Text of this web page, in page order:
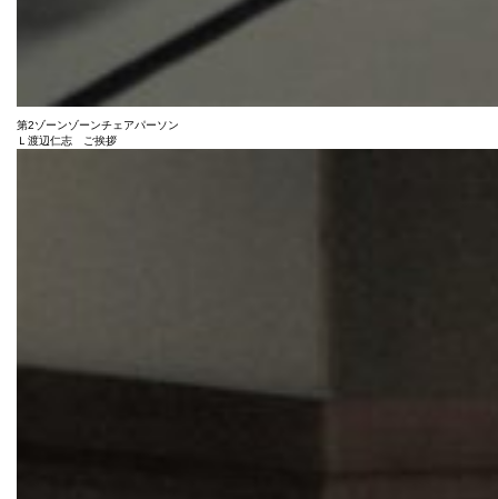
第2ゾーンゾーンチェアパーソン
Ｌ渡辺仁志 ご挨拶